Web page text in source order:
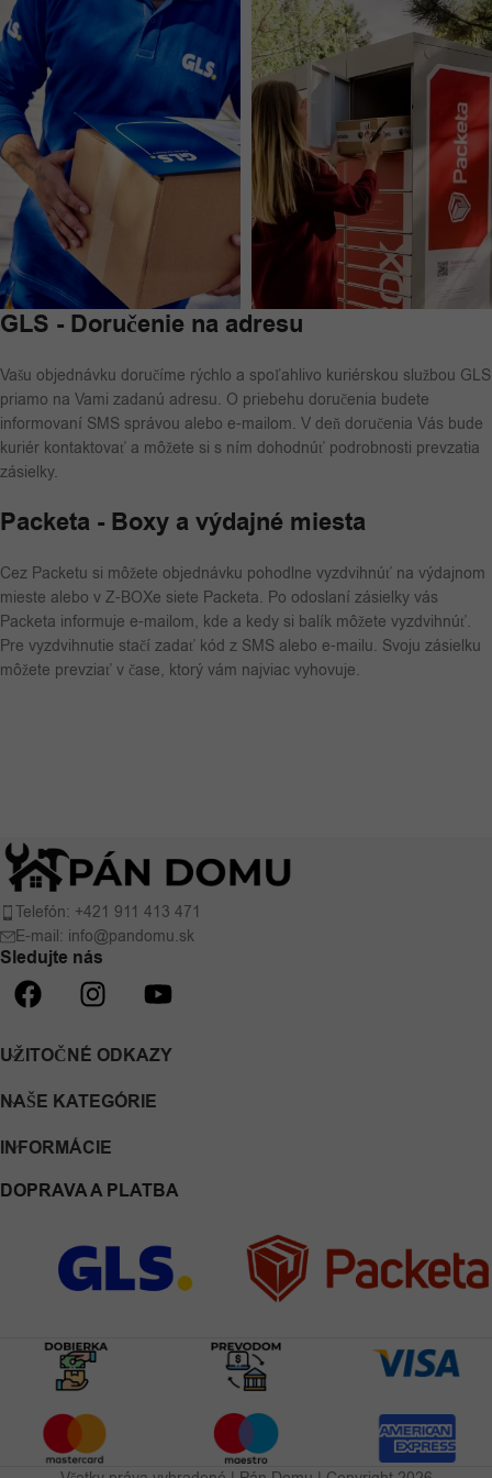
GLS - Doručenie na adresu
Vašu objednávku doručíme rýchlo a spoľahlivo kuriérskou službou GLS
priamo na Vami zadanú adresu. O priebehu doručenia budete
informovaní SMS správou alebo e-mailom. V deň doručenia Vás bude
kuriér kontaktovať a môžete si s ním dohodnúť podrobnosti prevzatia
zásielky.
Packeta - Boxy a výdajné miesta
Cez Packetu si môžete objednávku pohodlne vyzdvihnúť na výdajnom
mieste alebo v Z-BOXe siete Packeta. Po odoslaní zásielky vás
Packeta informuje e-mailom, kde a kedy si balík môžete vyzdvihnúť.
Pre vyzdvihnutie stačí zadať kód z SMS alebo e-mailu. Svoju zásielku
môžete prevziať v čase, ktorý vám najviac vyhovuje.
Telefón: +421 911 413 471
E-mail: info@pandomu.sk
Sledujte nás
UŽITOČNÉ ODKAZY
NAŠE KATEGÓRIE
INFORMÁCIE
DOPRAVA A PLATBA